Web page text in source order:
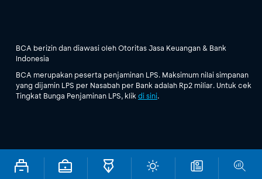
BCA berizin dan diawasi oleh Otoritas Jasa Keuangan & Bank
Indonesia
BCA merupakan peserta penjaminan LPS. Maksimum nilai simpanan
yang dijamin LPS per Nasabah per Bank adalah Rp2 miliar. Untuk cek
Tingkat Bunga Penjaminan LPS, klikdi sini.